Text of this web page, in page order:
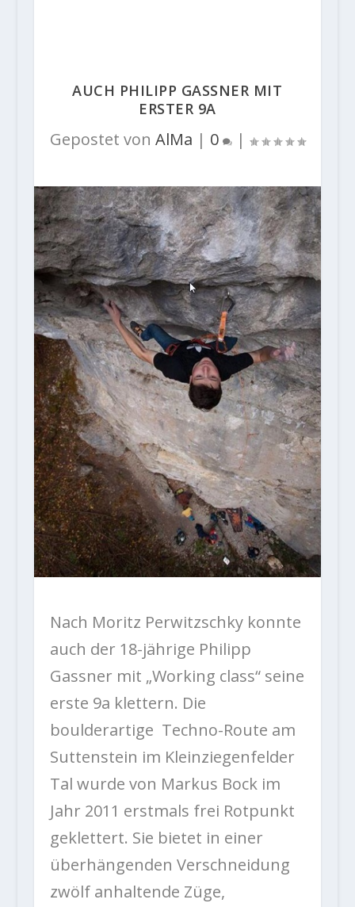
AUCH PHILIPP GASSNER MIT
ERSTER 9A
Gepostet von AlMa | 0 |
Nach Moritz Perwitzschky konnte
auch der 18-jährige Philipp
Gassner mit „Working class“ seine
erste 9a klettern. Die
boulderartige Techno-Route am
Suttenstein im Kleinziegenfelder
Tal wurde von Markus Bock im
Jahr 2011 erstmals frei Rotpunkt
geklettert. Sie bietet in einer
überhängenden Verschneidung
zwölf anhaltende Züge,